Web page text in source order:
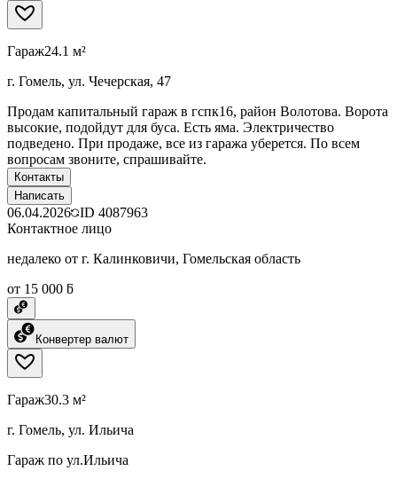
Гараж24.1 м²
г. Гомель, ул. Чечерская, 47
Продам капитальный гараж в гспк16, район Волотова. Ворота
высокие, подойдут для буса. Есть яма. Электричество
подведено. При продаже, все из гаража уберется. По всем
вопросам звоните, спрашивайте.
Контакты
Написать
06.04.2026 ID 4087963
Контактное лицо
недалеко от г. Калинковичи, Гомельская область
от 15 000 ƃ
Конвертер валют
Гараж30.3 м²
г. Гомель, ул. Ильича
Гараж по ул.Ильича